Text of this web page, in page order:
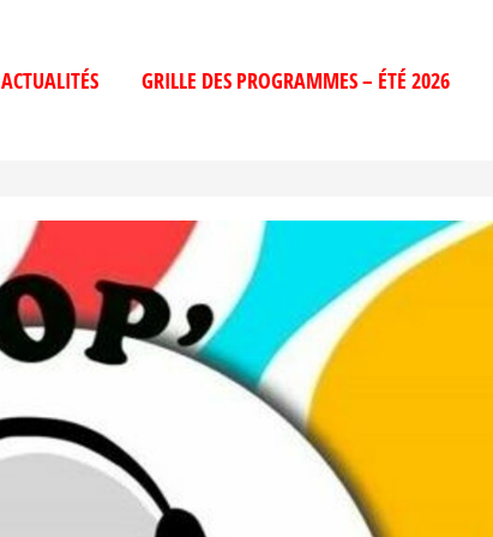
ACTUALITÉS GRILLE DES PROGRAMMES – ÉTÉ 2026